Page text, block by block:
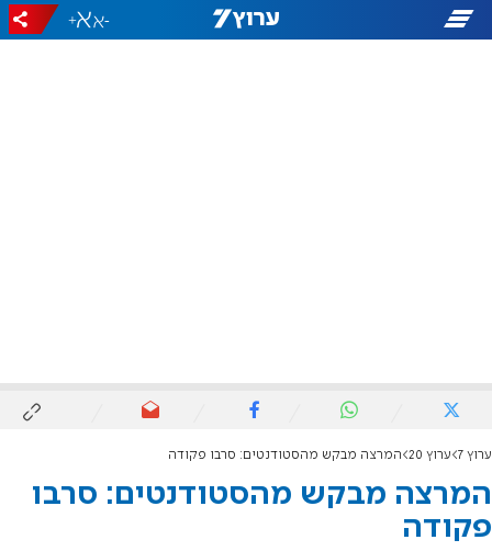
-
+
ערוץ 7 ערוץ 20 המרצה מבקש מהסטודנטים: סרבו פקודה
המרצה מבקש מהסטודנטים: סרבו
פקודה